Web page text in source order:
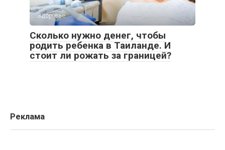
Здоровье
Сколько нужно денег, чтобы
родить ребенка в Таиланде. И
стоит ли рожать за границей?
Реклама